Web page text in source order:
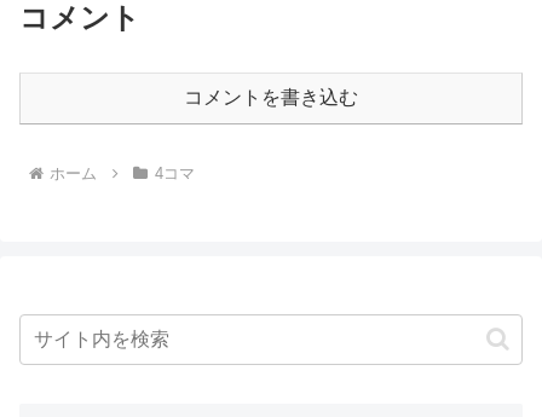
コメント
コメントを書き込む
ホーム 4コマ